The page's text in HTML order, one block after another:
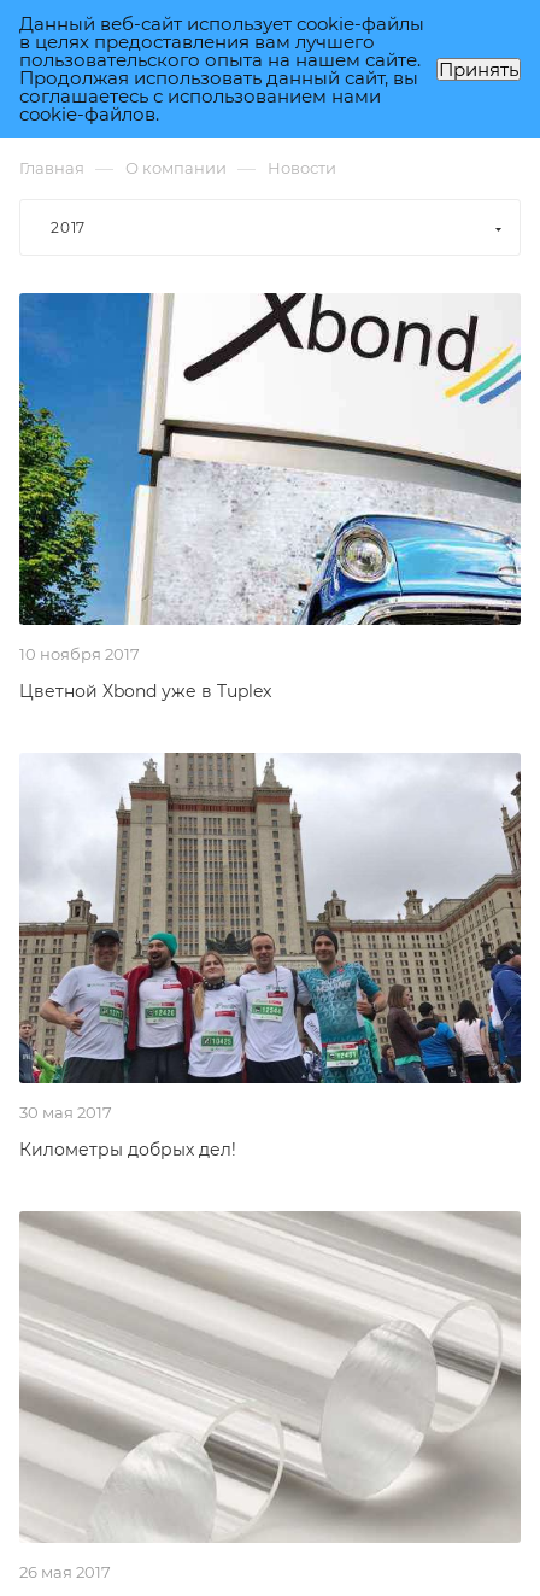
Новости
Главная — О компании — Новости
2017
10 ноября 2017
Цветной Xbond уже в Tuplex
30 мая 2017
Километры добрых дел!
26 мая 2017
Данный веб-сайт использует cookie-файлы
в целях предоставления вам лучшего
пользовательского опыта на нашем сайте.
Продолжая использовать данный сайт, вы
соглашаетесь с использованием нами
cookie-файлов.
Принять